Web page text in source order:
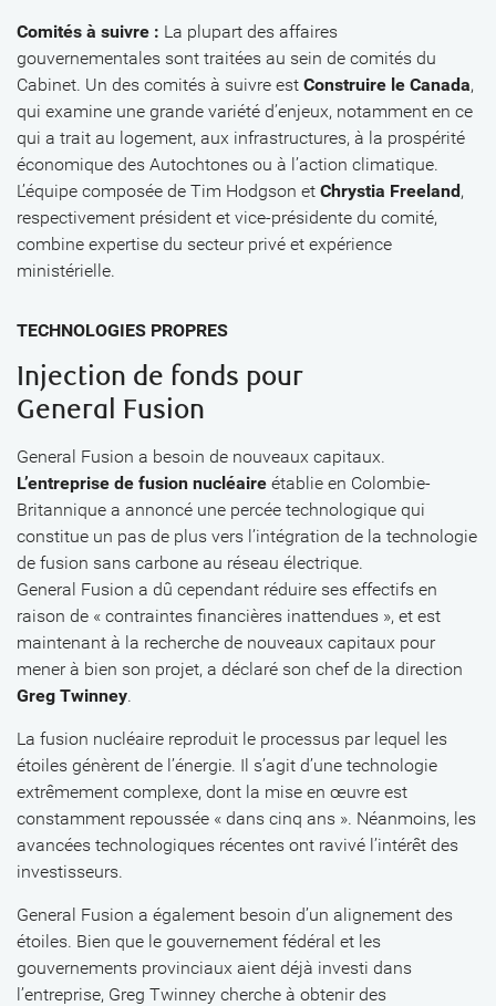
Comités à suivre : La plupart des affaires
gouvernementales sont traitées au sein de comités du
Cabinet. Un des comités à suivre est Construire le Canada,
qui examine une grande variété d’enjeux, notamment en ce
qui a trait au logement, aux infrastructures, à la prospérité
économique des Autochtones ou à l’action climatique.
L’équipe composée de Tim Hodgson et Chrystia Freeland,
respectivement président et vice-présidente du comité,
combine expertise du secteur privé et expérience
ministérielle.
TECHNOLOGIES PROPRES
Injection de fonds pour
General Fusion
General Fusion a besoin de nouveaux capitaux.
L’entreprise de fusion nucléaire établie en Colombie-
Britannique a annoncé une percée technologique qui
constitue un pas de plus vers l’intégration de la technologie
de fusion sans carbone au réseau électrique.
General Fusion a dû cependant réduire ses effectifs en
raison de « contraintes financières inattendues », et est
maintenant à la recherche de nouveaux capitaux pour
mener à bien son projet, a déclaré son chef de la direction
Greg Twinney.
La fusion nucléaire reproduit le processus par lequel les
étoiles génèrent de l’énergie. Il s’agit d’une technologie
extrêmement complexe, dont la mise en œuvre est
constamment repoussée « dans cinq ans ». Néanmoins, les
avancées technologiques récentes ont ravivé l’intérêt des
investisseurs.
General Fusion a également besoin d’un alignement des
étoiles. Bien que le gouvernement fédéral et les
gouvernements provinciaux aient déjà investi dans
l’entreprise, Greg Twinney cherche à obtenir des